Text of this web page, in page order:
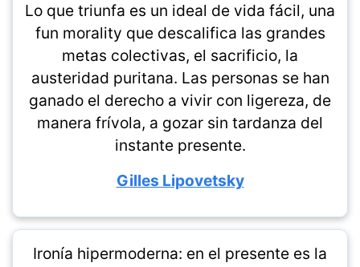
Lo que triunfa es un ideal de vida fácil, una
fun morality que descalifica las grandes
metas colectivas, el sacrificio, la
austeridad puritana. Las personas se han
ganado el derecho a vivir con ligereza, de
manera frívola, a gozar sin tardanza del
instante presente.
Gilles Lipovetsky
Ironía hipermoderna: en el presente es la